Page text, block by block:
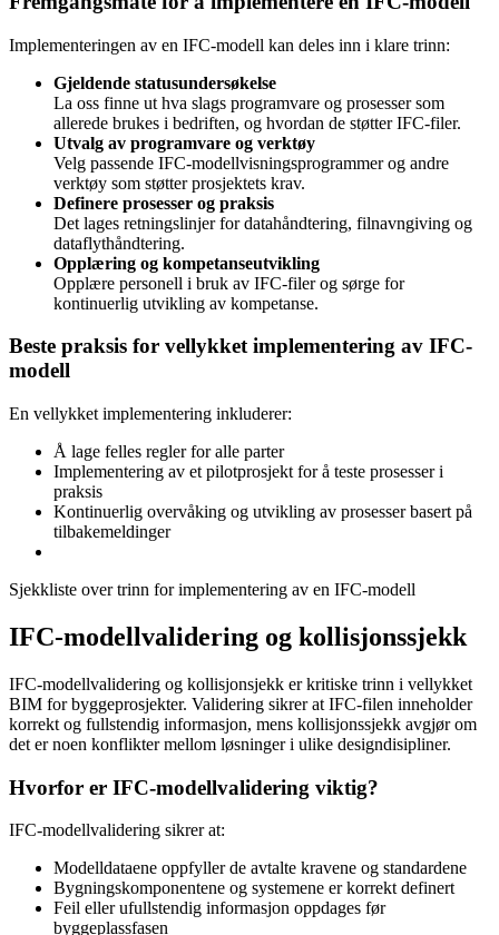
Implementeringen av en IFC-modell kan deles inn i klare trinn:
Gjeldende statusundersøkelse
La oss finne ut hva slags programvare og prosesser som
allerede brukes i bedriften, og hvordan de støtter IFC-filer.
Utvalg av programvare og verktøy
Velg passende IFC-modellvisningsprogrammer og andre
verktøy som støtter prosjektets krav.
Definere prosesser og praksis
Det lages retningslinjer for datahåndtering, filnavngiving og
dataflythåndtering.
Opplæring og kompetanseutvikling
Opplære personell i bruk av IFC-filer og sørge for
kontinuerlig utvikling av kompetanse.
Beste praksis for vellykket implementering av IFC-
modell
En vellykket implementering inkluderer:
Å lage felles regler for alle parter
Implementering av et pilotprosjekt for å teste prosesser i
praksis
Kontinuerlig overvåking og utvikling av prosesser basert på
tilbakemeldinger
Sjekkliste over trinn for implementering av en IFC-modell
IFC-modellvalidering og kollisjonssjekk
IFC-modellvalidering og kollisjonsjekk er kritiske trinn i vellykket
BIM for byggeprosjekter. Validering sikrer at IFC-filen inneholder
korrekt og fullstendig informasjon, mens kollisjonssjekk avgjør om
det er noen konflikter mellom løsninger i ulike designdisipliner.
Hvorfor er IFC-modellvalidering viktig?
IFC-modellvalidering sikrer at:
Modelldataene oppfyller de avtalte kravene og standardene
Bygningskomponentene og systemene er korrekt definert
Feil eller ufullstendig informasjon oppdages før
byggeplassfasen